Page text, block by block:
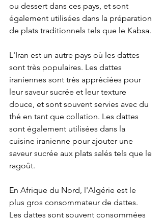
ou dessert dans ces pays, et sont
également utilisées dans la préparation
de plats traditionnels tels que le Kabsa.
L'Iran est un autre pays où les dattes
sont très populaires. Les dattes
iraniennes sont très appréciées pour
leur saveur sucrée et leur texture
douce, et sont souvent servies avec du
thé en tant que collation. Les dattes
sont également utilisées dans la
cuisine iranienne pour ajouter une
saveur sucrée aux plats salés tels que le
ragoût.
En Afrique du Nord, l'Algérie est le
plus gros consommateur de dattes.
Les dattes sont souvent consommées